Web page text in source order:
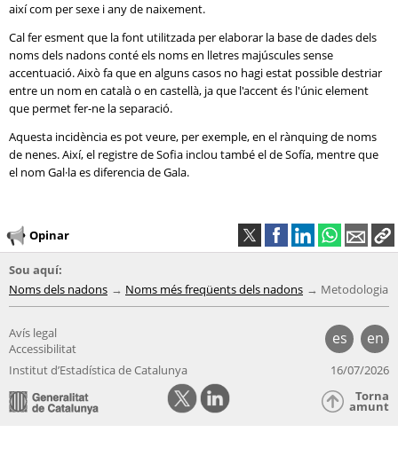
així com per sexe i any de naixement.
Cal fer esment que la font utilitzada per elaborar la base de dades dels
noms dels nadons conté els noms en lletres majúscules sense
accentuació. Això fa que en alguns casos no hagi estat possible destriar
entre un nom en català o en castellà, ja que l'accent és l'únic element
que permet fer-ne la separació.
Aquesta incidència es pot veure, per exemple, en el rànquing de noms
de nenes. Així, el registre de Sofia inclou també el de Sofía, mentre que
el nom Gal·la es diferencia de Gala.
Opinar
Sou aquí:
Noms dels nadons
Noms més freqüents dels nadons Metodologia
es en
Avís legal
Accessibilitat
Institut d’Estadística de Catalunya
16/07/2026
Torna
amunt